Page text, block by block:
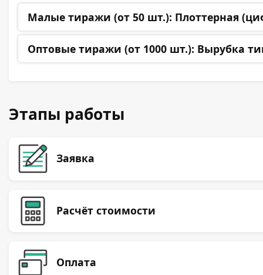
Малые тиражи (от 50 шт.): Плоттерная
Оптовые тиражи (от 1000 шт.): Вырубка
Этапы работы
Заявка
Расчёт стоимости
Оплата